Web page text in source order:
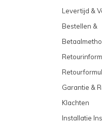
Levertijd &
Bestellen &
Garantie &
Klachten
Installatie